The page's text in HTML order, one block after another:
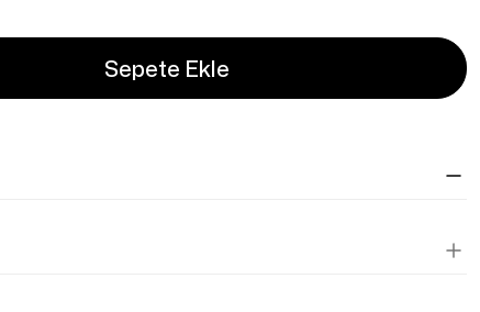
Sepete Ekle